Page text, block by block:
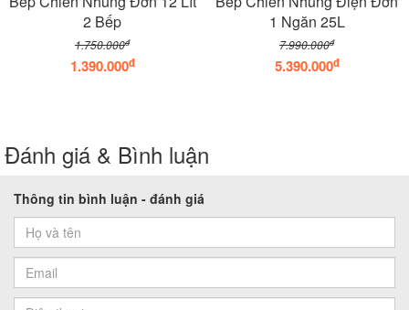
2 Bếp
1.750.000đ
1.390.000đ
1 Ngăn 25L
7.990.000đ
5.390.000đ
Đánh giá & Bình luận
Thông tin bình luận - đánh giá